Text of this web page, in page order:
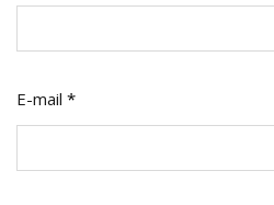
E-mail *